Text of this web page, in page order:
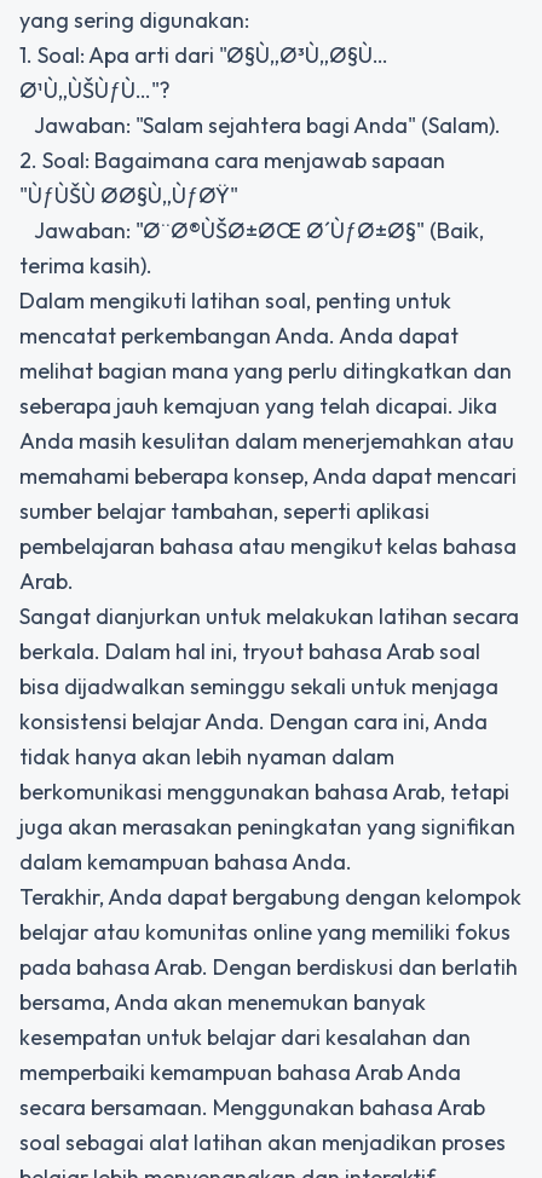
yang sering digunakan:
1. Soal: Apa arti dari "Ø§Ù„Ø³Ù„Ø§Ù…
Ø¹Ù„ÙŠÙƒÙ…"?
Jawaban: "Salam sejahtera bagi Anda" (Salam).
2. Soal: Bagaimana cara menjawab sapaan
"ÙƒÙŠÙ Ø­Ø§Ù„ÙƒØŸ"
Jawaban: "Ø¨Ø®ÙŠØ±ØŒ Ø´ÙƒØ±Ø§" (Baik,
terima kasih).
Dalam mengikuti latihan soal, penting untuk
mencatat perkembangan Anda. Anda dapat
melihat bagian mana yang perlu ditingkatkan dan
seberapa jauh kemajuan yang telah dicapai. Jika
Anda masih kesulitan dalam menerjemahkan atau
memahami beberapa konsep, Anda dapat mencari
sumber belajar tambahan, seperti aplikasi
pembelajaran bahasa atau mengikut kelas bahasa
Arab.
Sangat dianjurkan untuk melakukan latihan secara
berkala. Dalam hal ini, tryout bahasa Arab soal
bisa dijadwalkan seminggu sekali untuk menjaga
konsistensi belajar Anda. Dengan cara ini, Anda
tidak hanya akan lebih nyaman dalam
berkomunikasi menggunakan bahasa Arab, tetapi
juga akan merasakan peningkatan yang signifikan
dalam kemampuan bahasa Anda.
Terakhir, Anda dapat bergabung dengan kelompok
belajar atau komunitas online yang memiliki fokus
pada bahasa Arab. Dengan berdiskusi dan berlatih
bersama, Anda akan menemukan banyak
kesempatan untuk belajar dari kesalahan dan
memperbaiki kemampuan bahasa Arab Anda
secara bersamaan. Menggunakan bahasa Arab
soal sebagai alat latihan akan menjadikan proses